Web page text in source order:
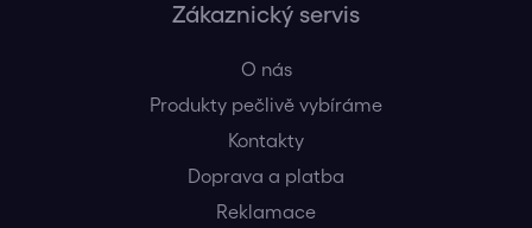
Zákaznický servis
O nás
Produkty pečlivě vybíráme
Kontakty
Doprava a platba
Reklamace